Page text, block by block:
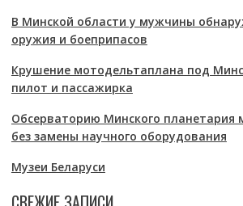
В Минской области у мужчины
оружия и боеприпасов
Крушение мотодельтаплана под
пилот и пассажирка
Обсерваторию Минского планетария
без замены научного оборудования
Музеи Беларуси